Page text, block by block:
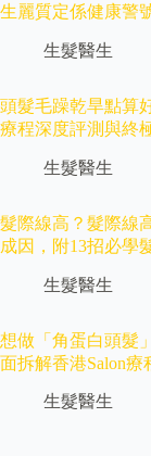
生麗質定係健康警
生髮醫生
頭髮毛躁乾旱點算
療程深度評測與終
生髮醫生
髮際線高？髮際線
成因，附13招必學
生髮醫生
想做「角蛋白頭髮
面拆解香港Salon
生髮醫生